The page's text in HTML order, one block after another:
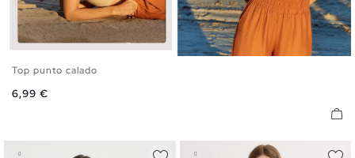
Top punto calado
Precio
6,99 €